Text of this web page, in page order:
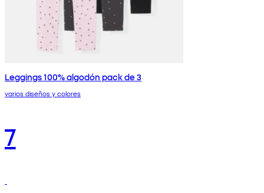
Leggings 100% algodón pack de 3
varios diseños y colores
7